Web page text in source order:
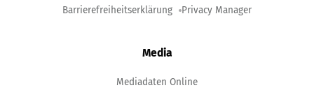
Barrierefreiheitserklärung Privacy Manager
Media
Mediadaten Online